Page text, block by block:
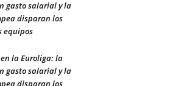
gasto salarial y la
disparan los
equipos
la Euroliga: la
gasto salarial y la
disparan los